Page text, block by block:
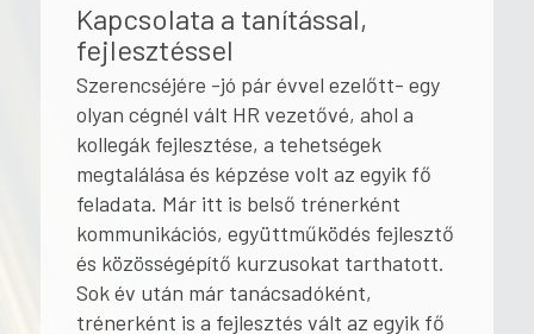
Kapcsolata a tanítással,
fejlesztéssel
Szerencséjére -jó pár évvel ezelőtt- egy
olyan cégnél vált HR vezetővé, ahol a
kollegák fejlesztése, a tehetségek
megtalálása és képzése volt az egyik fő
feladata. Már itt is belső trénerként
kommunikációs, együttműködés fejlesztő
és közösségépítő kurzusokat tarthatott.
Sok év után már tanácsadóként,
trénerként is a fejlesztés vált az egyik fő